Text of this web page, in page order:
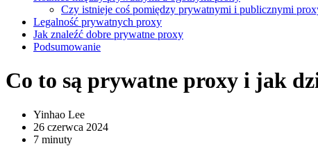
Czy istnieje coś pomiędzy prywatnymi i publicznymi
Legalność prywatnych proxy
Jak znaleźć dobre prywatne proxy
Podsumowanie
Co to są prywatne proxy i jak
Yinhao Lee
26 czerwca 2024
7 minuty